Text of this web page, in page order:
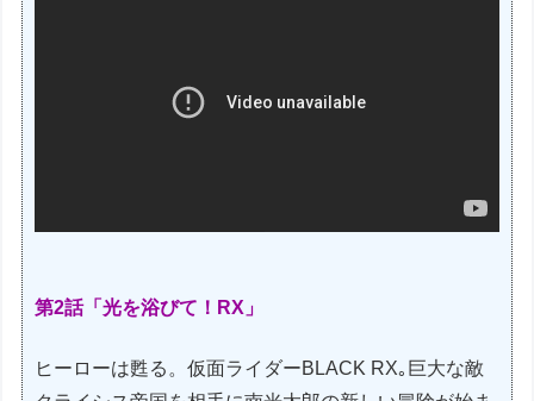
第2話「光を浴びて！RX」
ヒーローは甦る。仮面ライダーBLACK RX｡巨大な敵